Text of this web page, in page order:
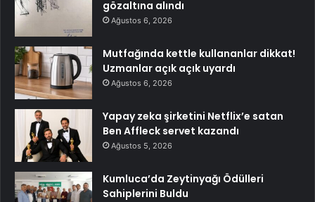
gözaltına alındı
Ağustos 6, 2026
Mutfağında kettle kullananlar dikkat!
Uzmanlar açık açık uyardı
Ağustos 6, 2026
Yapay zeka şirketini Netflix’e satan
Ben Affleck servet kazandı
Ağustos 5, 2026
Kumluca’da Zeytinyağı Ödülleri
Sahiplerini Buldu